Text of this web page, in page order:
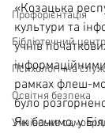
Профорієнтація
Бібліотечний центр
Психологічна
Освітня безпека
Учнівське
«Козацька
культури та
учнів
рамках флеш-
було
Як бачимо, у